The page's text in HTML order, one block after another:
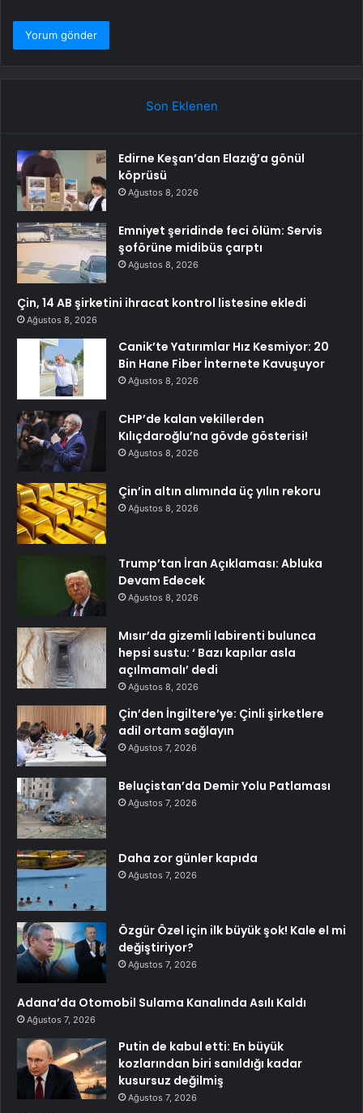
Son Eklenen
Edirne Keşan’dan Elazığ’a gönül
köprüsü
Ağustos 8, 2026
Emniyet şeridinde feci ölüm: Servis
şoförüne midibüs çarptı
Ağustos 8, 2026
Çin, 14 AB şirketini ihracat kontrol listesine ekledi
Ağustos 8, 2026
Canik’te Yatırımlar Hız Kesmiyor: 20
Bin Hane Fiber İnternete Kavuşuyor
Ağustos 8, 2026
CHP’de kalan vekillerden
Kılıçdaroğlu’na gövde gösterisi!
Ağustos 8, 2026
Çin’in altın alımında üç yılın rekoru
Ağustos 8, 2026
Trump’tan İran Açıklaması: Abluka
Devam Edecek
Ağustos 8, 2026
Mısır’da gizemli labirenti bulunca
hepsi sustu: ‘ Bazı kapılar asla
açılmamalı’ dedi
Ağustos 8, 2026
Çin’den İngiltere’ye: Çinli şirketlere
adil ortam sağlayın
Ağustos 7, 2026
Beluçistan’da Demir Yolu Patlaması
Ağustos 7, 2026
Daha zor günler kapıda
Ağustos 7, 2026
Özgür Özel için ilk büyük şok! Kale el mi
değiştiriyor?
Ağustos 7, 2026
Adana’da Otomobil Sulama Kanalında Asılı Kaldı
Ağustos 7, 2026
Putin de kabul etti: En büyük
kozlarından biri sanıldığı kadar
kusursuz değilmiş
Ağustos 7, 2026